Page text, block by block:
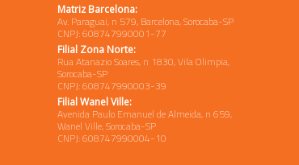
Matriz Barcelona:
Av. Paraguai, n 579, Barcelona, Sorocaba-SP
CNPJ: 608747990001-77
Filial Zona Norte:
Rua Atanazio Soares, n 1830, Vila Olimpia,
Sorocaba-SP
CNPJ: 608747990003-39
Filial Wanel Ville:
Avenida Paulo Emanuel de Almeida, n 659,
Wanel Ville, Sorocaba-SP
CNPJ: 608747990004-10